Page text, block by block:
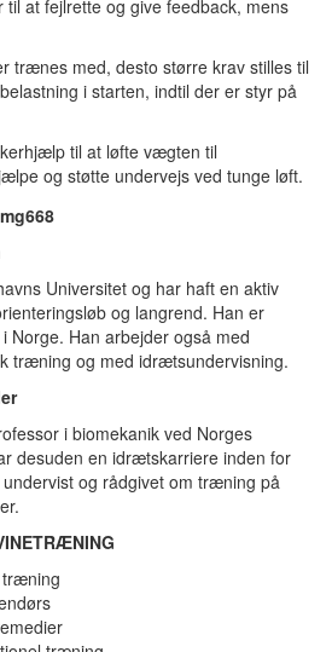
at fejlrette og give feedback, mens
trænes med, desto større krav stilles til
i starten, indtil der er styr på
til at løfte vægten til
og støtte undervejs ved tunge løft.
Universitet og har haft en aktiv
og langrend. Han er
Norge. Han arbejder også med
træning og med idrætsundervisning.
i biomekanik ved Norges
desuden en idrætskarriere inden for
og rådgivet om træning på
ETRÆNING